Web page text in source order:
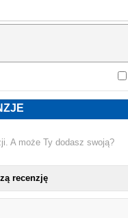
A może Ty dodasz swoją?
recenzję